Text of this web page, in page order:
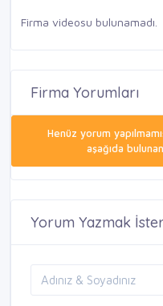
Firma videosu bulunamadı.
Firma Yorumları
Henüz yorum
aşağıda
Yorum Yazmak